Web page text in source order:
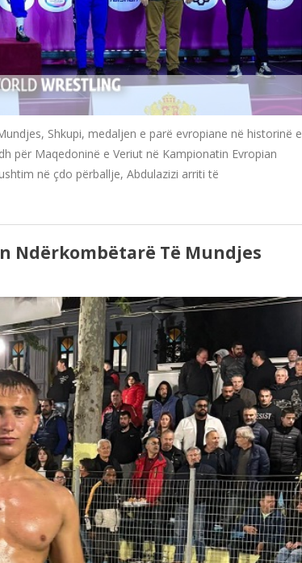
Shkupi, medaljen e parë evropiane në historinë e
për Maqedoninë e Veriut në Kampionatin Evropian
në çdo përballje, Abdulazizi arriti të
Ndërkombëtarë Të Mundjes